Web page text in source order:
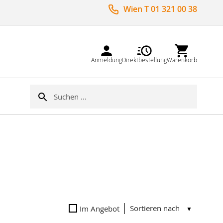
Wien T 01 321 00 38
AnmeldungDirektbestellungWarenkorb
Suche
Im Angebot Sortieren nach